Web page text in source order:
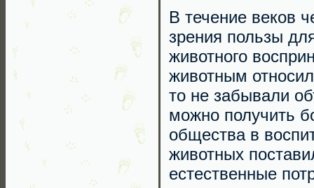
В течение веков
зрения пользы
животного
животным
то не забывали
можно получить
общества в
животных
естественные